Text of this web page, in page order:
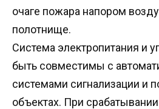
очаге пожара напором
полотнище.
Система электропитания и
быть совместимы с
системами сигнализации и
объектах. При